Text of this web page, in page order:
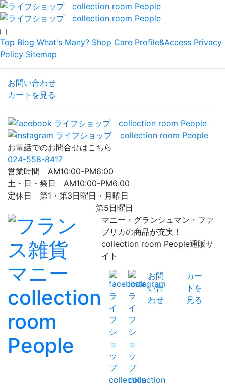
Top Blog What's Many? Shop Care Profile&Access Privacy
Policy Sitemap
お問い合わせ
カートを見る
お電話でのお問合せはこちら
024-558-8417
営業時間 AM10:00-PM6:00
土・日・祭日 AM10:00-PM6:00
定休日 第1・第3日曜日・月曜日
第5日曜日
マニー・グランシュマン・ファ
ブリカの商品が充実！
collection room People通販サ
イト
お問
い合
わせ
カー
トを
見る